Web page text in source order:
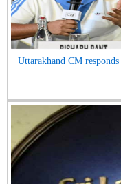
Uttarakhand CM